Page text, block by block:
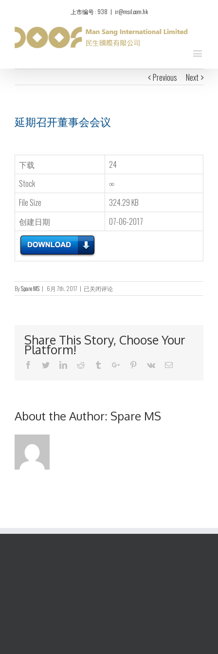
上市编号 : 938 | ir@msil.com.hk
Previous Next
延期召开董事会会议
下载
24
Stock
∞
File Size
324.29 KB
创建日期
07-06-2017
BySpare MS | 6月 7th, 2017 | 延
期
会
已关闭评论
Share This Story, Choose Your
Platform!
Facebook
TwitterLinkedinReddit TumblrGoogle+Pinterest
Vk Email
About the Author: Spare MS